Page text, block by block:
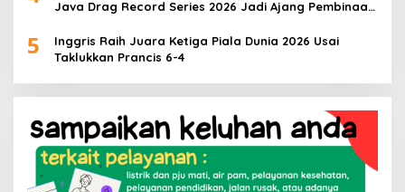
Java Drag Record Series 2026 Jadi Ajang Pembinaan
5
Inggris Raih Juara Ketiga Piala Dunia 2026 Usai
Taklukkan Prancis 6-4